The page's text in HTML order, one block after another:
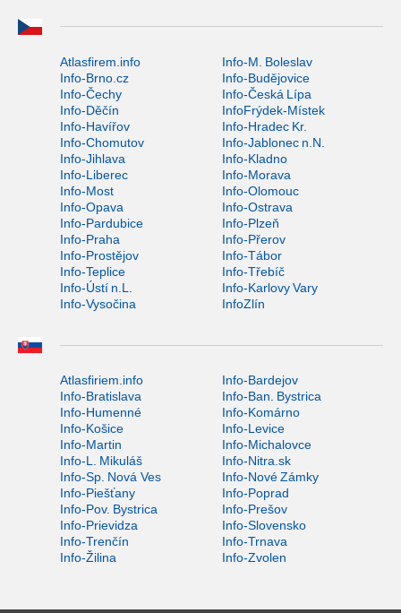
Atlasfirem.info
Info-M. Boleslav
Info-Brno.cz
Info-Budějovice
Info-Čechy
Info-Česká Lípa
Info-Děčín
InfoFrýdek-Místek
Info-Havířov
Info-Hradec Kr.
Info-Chomutov
Info-Jablonec n.N.
Info-Jihlava
Info-Kladno
Info-Liberec
Info-Morava
Info-Most
Info-Olomouc
Info-Opava
Info-Ostrava
Info-Pardubice
Info-Plzeň
Info-Praha
Info-Přerov
Info-Prostějov
Info-Tábor
Info-Teplice
Info-Třebíč
Info-Ústí n.L.
Info-Karlovy Vary
Info-Vysočina
InfoZlín
Atlasfiriem.info
Info-Bardejov
Info-Bratislava
Info-Ban. Bystrica
Info-Humenné
Info-Komárno
Info-Košice
Info-Levice
Info-Martin
Info-Michalovce
Info-L. Mikuláš
Info-Nitra.sk
Info-Sp. Nová Ves
Info-Nové Zámky
Info-Piešťany
Info-Poprad
Info-Pov. Bystrica
Info-Prešov
Info-Prievidza
Info-Slovensko
Info-Trenčín
Info-Trnava
Info-Žilina
Info-Zvolen